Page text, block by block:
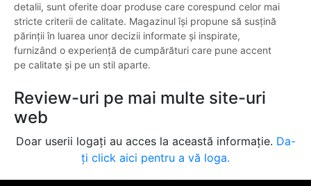
detalii, sunt oferite doar produse care corespund celor mai
stricte criterii de calitate. Magazinul își propune să susțină
părinții în luarea unor decizii informate și inspirate,
furnizând o experiență de cumpărături care pune accent
pe calitate și pe un stil aparte.
Review-uri pe mai multe site-uri
web
Doar userii logați au acces la această informație. Da-
ți click aici pentru a vă loga.